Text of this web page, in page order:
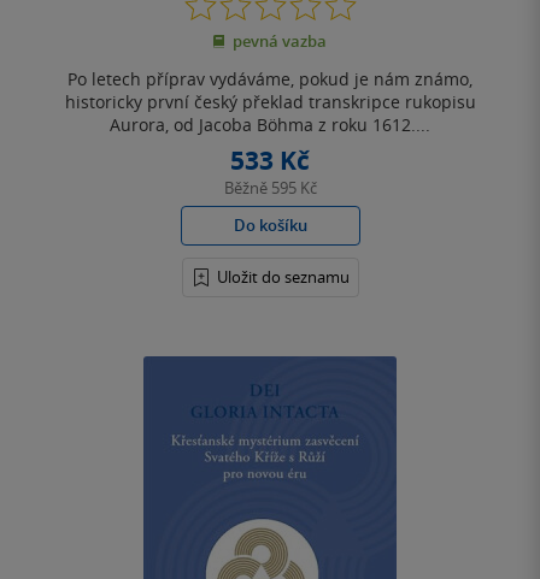
z
5
pevná vazba
Po letech příprav vydáváme, pokud je nám známo,
historicky první český překlad transkripce rukopisu
Aurora, od Jacoba Böhma z roku 1612....
533 Kč
Běžně 595 Kč
Do košíku
Uložit do seznamu